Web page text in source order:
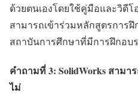
ด้วยตนเองโดยใช้คู่มือและวิดี
สามารถเข้าร่วมหลักสูตรการ
สถาบันการศึกษาที่มีการฝึกอบร
คำถามที่ 3: SolidWorks สาม
ไม่